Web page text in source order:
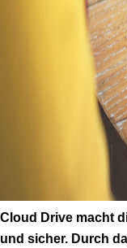
Cloud Drive macht
und sicher. Durch